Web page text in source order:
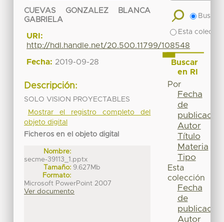
CUEVAS GONZALEZ BLANCA
GABRIELA
URI:
http://hdl.handle.net/20.500.11799/108548
Fecha: 2019-09-28
Descripción:
SOLO VISION PROYECTABLES
Mostrar el registro completo del
objeto digital
Ficheros en el objeto digital
Nombre:
secme-39113_1.pptx
Tamaño: 9.627Mb
Formato:
Microsoft PowerPoint 2007
Ver documento
Buscar
Esta
Buscar
en RI
Por
Fecha
de
publicación
Autor
Título
Materia
Tipo
Esta
colección
Fecha
de
publicación
Autor